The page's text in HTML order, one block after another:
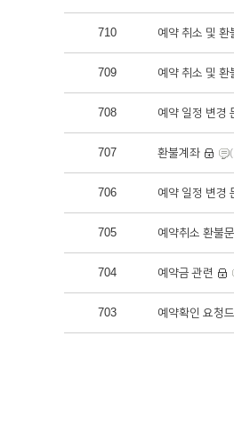
710 예약 취소 및 환
709 예약 취소 및 환
708 예약 일정 변경
707 환불계좌
706 예약 일정 변경
705 예약취소 환불
704 예약금 관련
703 예약확인 요청